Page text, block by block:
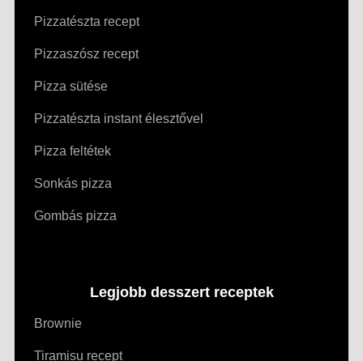
Pizzatészta recept
Pizzaszósz recept
Pizza sütése
Pizzatészta instant élesztővel
Pizza feltétek
Sonkás pizza
Gombás pizza
Legjobb desszert receptek
Brownie
Tiramisu recept